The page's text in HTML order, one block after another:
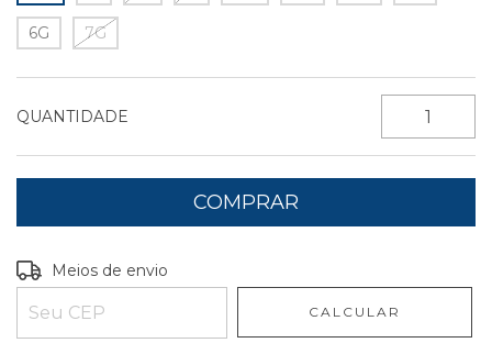
6G 7G
QUANTIDADE
Entregas para o CEP:
Meios de envio
CALCULAR